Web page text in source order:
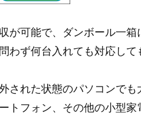
が可能で、ダンボール一箱
ず何台入れても対応して
された状態のパソコンでも
トフォン、その他の小型家